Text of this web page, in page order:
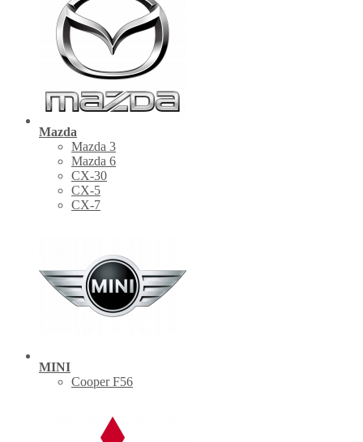
Mazda
Mazda 3
Mazda 6
CX-30
СХ-5
CX-7
MINI
Cooper F56